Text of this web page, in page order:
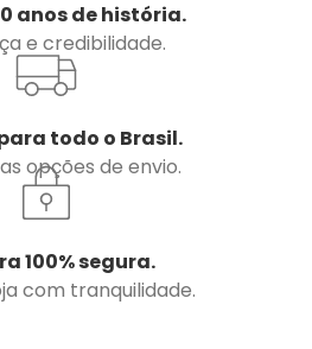
anos de história.
e credibilidade.
todo o Brasil.
opções de envio.
100% segura.
com tranquilidade.